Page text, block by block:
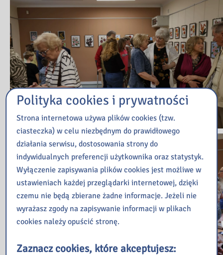
Polityka cookies i prywatności
Strona internetowa używa plików cookies (tzw.
ciasteczka) w celu niezbędnym do prawidłowego
działania serwisu, dostosowania strony do
indywidualnych preferencji użytkownika oraz statystyk.
Wyłączenie zapisywania plików cookies jest możliwe w
ustawieniach każdej przeglądarki internetowej, dzięki
czemu nie będą zbierane żadne informacje. Jeżeli nie
wyrażasz zgody na zapisywanie informacji w plikach
cookies należy opuścić stronę.
Zaznacz cookies, które akceptujesz: